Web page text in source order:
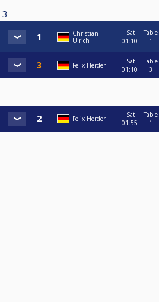
3
Christian
Ulrich
Sat
01:10
Table
1
Felix Herder
Sat
01:10
Table
3
Felix Herder
Sat
01:55
Table
1